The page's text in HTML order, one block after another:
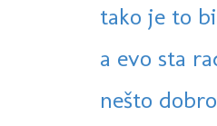
tako je to
a evo sta
nešto